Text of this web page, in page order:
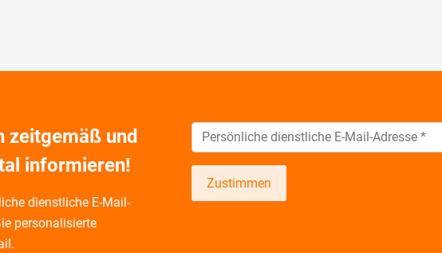
zeitgemäß und
informieren!
dienstliche E-Mail-
personalisierte
Zustimmen